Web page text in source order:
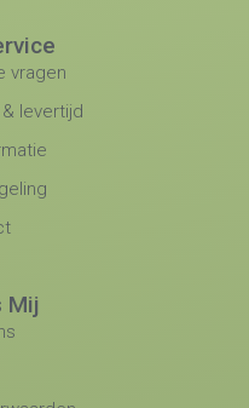
vragen
levertijd
Mij